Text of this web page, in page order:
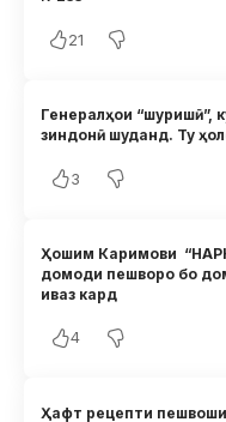
21
Генералҳои “шуришӣ”,
зиндонӣ шуданд. Ту
3
Ҳошим Каримови
домоди пешворо бо
иваз кард
4
Ҳафт рецепти